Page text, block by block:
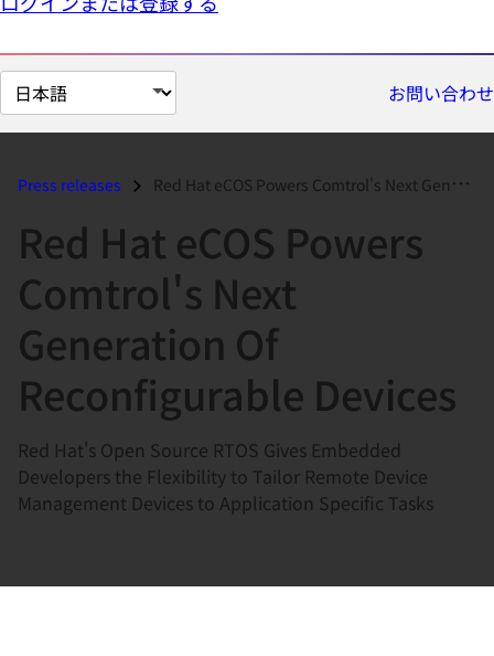
ペ
ー
の
お問い合わせ
Press releases Red Hat eCOS Powers Comtrol's Next Generation Of Reconfigurable D...
Red Hat eCOS Powers
Comtrol's Next
Generation Of
Reconfigurable Devices
Red Hat's Open Source RTOS Gives Embedded
Developers the Flexibility to Tailor Remote Device
Management Devices to Application Specific Tasks